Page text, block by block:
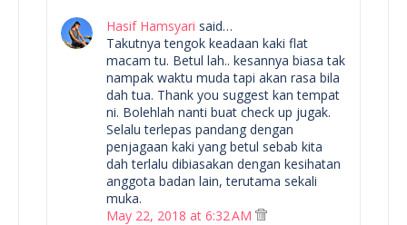
Hasif Hamsyari said…
Takutnya tengok keadaan kaki flat
macam tu. Betul lah.. kesannya biasa tak
nampak waktu muda tapi akan rasa bila
dah tua. Thank you suggest kan tempat
ni. Bolehlah nanti buat check up jugak.
Selalu terlepas pandang dengan
penjagaan kaki yang betul sebab kita
dah terlalu dibiasakan dengan kesihatan
anggota badan lain, terutama sekali
muka.
May 22, 2018 at 6:32 AM